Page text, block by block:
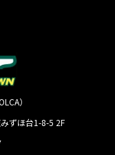
）
ずほ台1-8-5 2F